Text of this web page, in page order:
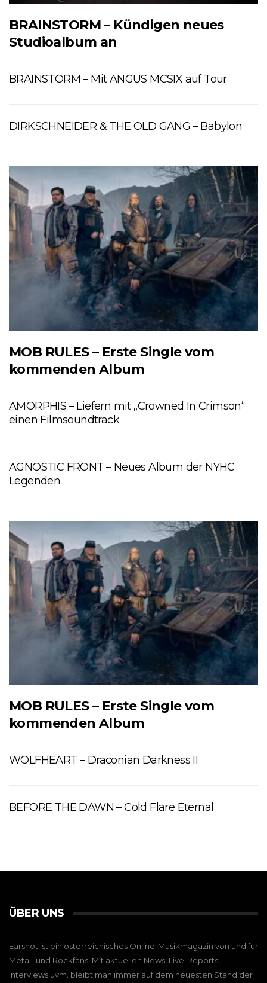
BRAINSTORM – Kündigen neues
Studioalbum an
BRAINSTORM – Mit ANGUS MCSIX auf Tour
DIRKSCHNEIDER & THE OLD GANG – Babylon
MOB RULES – Erste Single vom
kommenden Album
AMORPHIS – Liefern mit „Crowned In Crimson“
einen Filmsoundtrack
AGNOSTIC FRONT – Neues Album der NYHC
Legenden
MOB RULES – Erste Single vom
kommenden Album
WOLFHEART – Draconian Darkness II
BEFORE THE DAWN – Cold Flare Eternal
ÜBER UNS
Earshot ist ein österreichisches Online-Musikmagazin von und für
Metal- und Rockfans. Mit aktuellen News, Live-Reports,
Interviews uvm. bleibt man immer auf dem neuesten Stand der